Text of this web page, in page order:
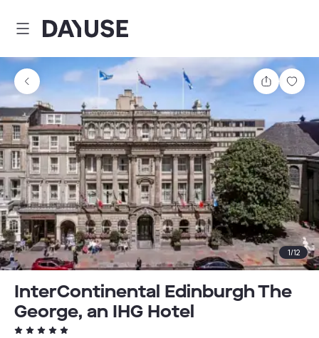
Dayuse
Partager
1/12
InterContinental Edinburgh The
George, an IHG Hotel